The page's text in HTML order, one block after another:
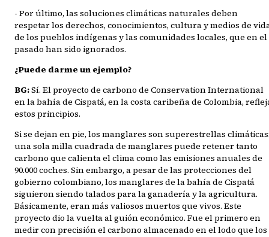
- Por último, las soluciones climáticas naturales deben
respetar los derechos, conocimientos, cultura y medios de
de los pueblos indígenas y las comunidades locales, que en el
pasado han sido ignorados.
¿Puede darme un ejemplo?
BG:Sí. El proyecto de carbono de Conservation International
en la bahía de Cispatá, en la costa caribeña de Colombia,
estos principios.
Si se dejan en pie, los manglares son superestrellas
una sola milla cuadrada de manglares puede retener tanto
carbono que calienta el clima como las emisiones anuales de
90.000 coches. Sin embargo, a pesar de las protecciones del
gobierno colombiano, los manglares de la bahía de Cispatá
siguieron siendo talados para la ganadería y la agricultura.
Básicamente, eran más valiosos muertos que vivos. Este
proyecto dio la vuelta al guión económico. Fue el primero en
medir con precisión el carbono almacenado en el lodo que los